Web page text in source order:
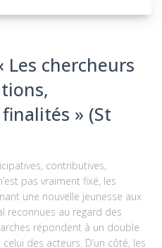
Les chercheurs
» (St
contributives,
pas vraiment fixé, les
une nouvelle jeunesse aux
reconnues au regard des
répondent à un double
des acteurs. D’un côté, les